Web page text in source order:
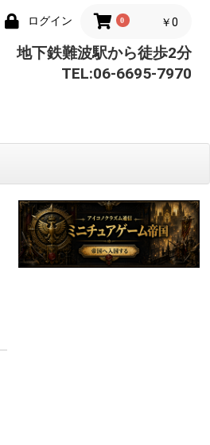
ログイン 0 ￥0
地下鉄難波駅から徒歩2分
TEL:06-6695-7970